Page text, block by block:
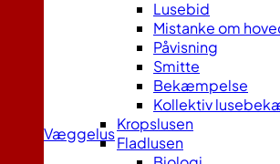
Væggelus
Lusebid
Mistanke om
Påvisning
Smitte
Bekæmpelse
Kollektiv
Kropslusen
Fladlusen